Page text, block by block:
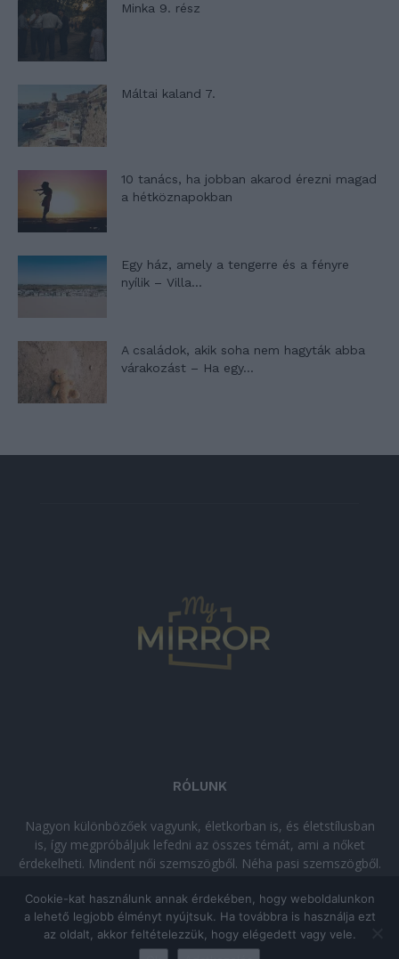
Minka 9. rész
Máltai kaland 7.
10 tanács, ha jobban akarod érezni magad
a hétköznapokban
Egy ház, amely a tengerre és a fényre
nyílik – Villa...
A családok, akik soha nem hagyták abba
várakozást – Ha egy...
RÓLUNK
Nagyon különbözőek vagyunk, életkorban is, és életstílusban
is, így megpróbáljuk lefedni az összes témát, ami a nőket
érdekelheti. Mindent női szemszögből. Néha pasi szemszögből.
kikapcsolódásra vágysz!
© Copyright 2026 - mymirror.huADATKEZELÉSI TÁJÉKOZTATÓ
Cookie-kat használunk annak érdekében, hogy weboldalunkon
a lehető legjobb élményt nyújtsuk. Ha továbbra is használja ezt
az oldalt, akkor feltételezzük, hogy elégedett vagy vele.